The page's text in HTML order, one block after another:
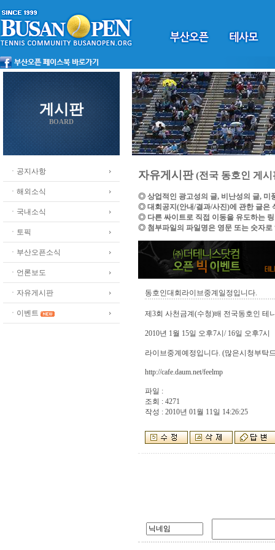
게시판
BOARD
ㆍ공지사항
ㆍ해외소식
ㆍ국내소식
ㆍ토픽
ㆍ부산오픈소식
ㆍ언론보도
ㆍ자유게시판
ㆍ이벤트
자유게시판(전국 동호인 게시
◎ 상업적인 광고성의 글, 비난성의 글, 미
◎ 대회공지(안내/결과/사진)에 관한 글은
◎ 다른 싸이트로 직접 이동을 유도하는
◎ 첨부파일의 파일명은 영문 또는 숫자로
동호인대회라이브중계일정입니다.
제3회 사천금계(수청)배 전국동호인 테
2010년 1월 15일 오후7시/ 16일 오후7시
라이브중계예정입니다. (많은시청부탁
http://cafe.daum.net/feelmp
파일 :
조회 : 4271
작성 : 2010년 01월 11일 14:26:25